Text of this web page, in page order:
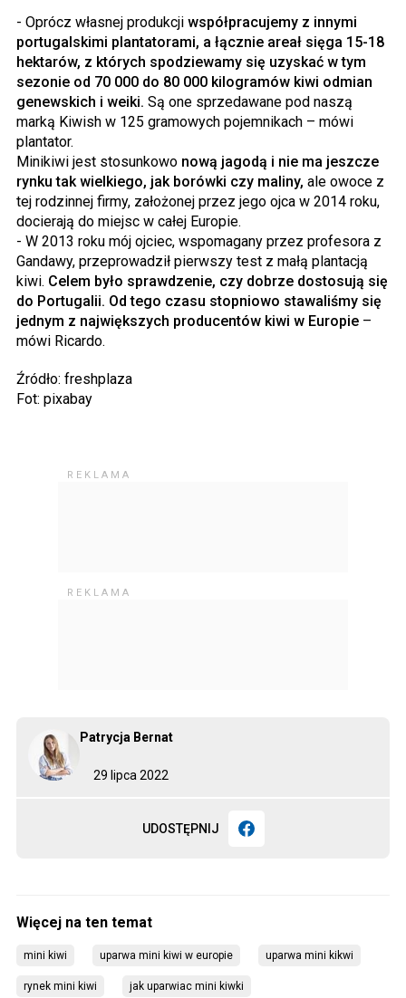
29 lipca 2022
Patrycja Bernat
UDOSTĘPNIJ
- Oprócz własnej produkcji współpracujemy z innymi
portugalskimi plantatorami, a łącznie areał sięga 15-18
hektarów, z których spodziewamy się uzyskać w tym
sezonie od 70 000 do 80 000 kilogramów kiwi odmian
genewskich i weiki. Są one sprzedawane pod naszą
marką Kiwish w 125 gramowych pojemnikach – mówi
plantator.
Minikiwi jest stosunkowo nową jagodą i nie ma jeszcze
rynku tak wielkiego, jak borówki czy maliny, ale owoce z
tej rodzinnej firmy, założonej przez jego ojca w 2014 roku,
docierają do miejsc w całej Europie.
- W 2013 roku mój ojciec, wspomagany przez profesora z
Gandawy, przeprowadził pierwszy test z małą plantacją
kiwi. Celem było sprawdzenie, czy dobrze dostosują się
do Portugalii. Od tego czasu stopniowo stawaliśmy się
jednym z największych producentów kiwi w Europie –
mówi Ricardo.
Źródło: freshplaza
Fot: pixabay
mini kiwi uparwa mini kiwi w europie uparwa mini kikwi
rynek mini kiwi jak uparwiac mini kiwki